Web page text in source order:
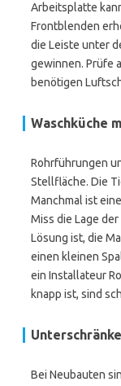
Arbeitsplatte
Frontblenden
die Leiste unter
gewinnen. Prüfe
benötigen
Waschküche
Rohrführungen
Stellfläche. Die
Manchmal ist
Miss die Lage
Lösung ist, die
einen kleinen
ein Installateur
knapp ist, sind
Bei Neubauten